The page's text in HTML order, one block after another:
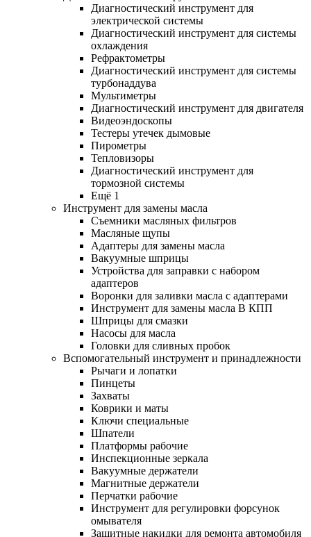
Диагностический инструмент для
электрической системы
Диагностический инструмент для системы
охлаждения
Рефрактометры
Диагностический инструмент для системы
турбонаддува
Мультиметры
Диагностический инструмент для двигателя
Видеоэндоскопы
Тестеры утечек дымовые
Пирометры
Тепловизоры
Диагностический инструмент для
тормозной системы
Ещё 1
Инструмент для замены масла
Съемники масляных фильтров
Масляные щупы
Адаптеры для замены масла
Вакуумные шприцы
Устройства для заправки с набором
адаптеров
Воронки для заливки масла с адаптерами
Инструмент для замены масла В КПП
Шприцы для смазки
Насосы для масла
Головки для сливных пробок
Вспомогательный инструмент и принадлежности
Рычаги и лопатки
Пинцеты
Захваты
Коврики и маты
Ключи специальные
Шпатели
Платформы рабочие
Инспекционные зеркала
Вакуумные держатели
Магнитные держатели
Перчатки рабочие
Инструмент для регулировки форсунок
омывателя
Защитные накидки для ремонта автомобиля